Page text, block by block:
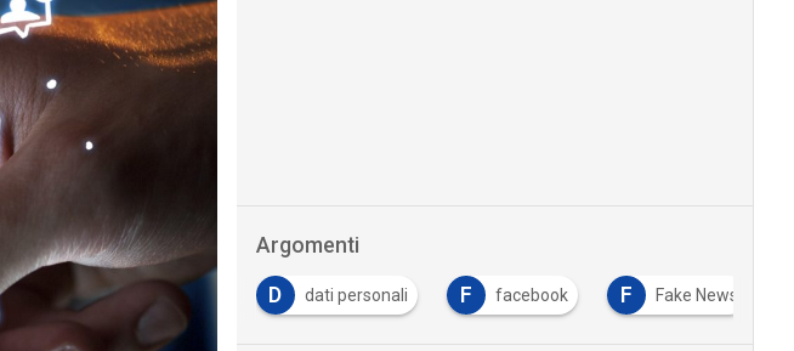
Argomenti
big data D dati personali F facebook F Fake News